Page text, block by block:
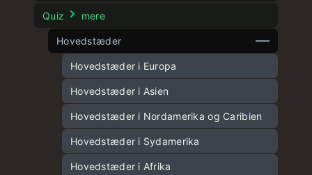
Quiz mere
Hovedstæder
Hovedstæder i Europa
Hovedstæder i Asien
Hovedstæder i Nordamerika og Caribien
Hovedstæder i Sydamerika
Hovedstæder i Afrika